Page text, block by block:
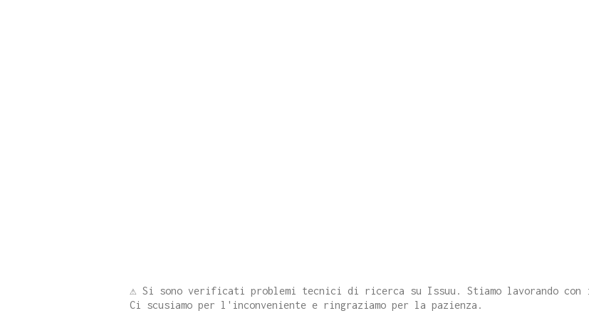
⚠️ Si sono verificati problemi tecnici di ricerca su Issuu. Stiamo lavorando
Ci scusiamo per l'inconveniente e ringraziamo per la pazienza.